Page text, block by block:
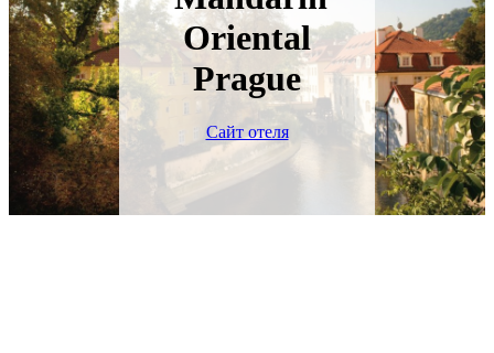
Oriental
Prague
Сайт отеля